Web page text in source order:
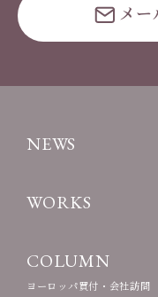
メー
NEWS
WORKS
COLUMN
ヨーロッパ買付・会社訪問